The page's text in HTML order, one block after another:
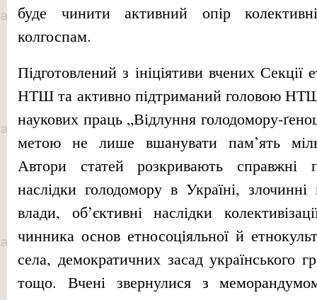
буде чинити активний опір
колгоспам.
Підготовлений з ініціятиви вчених Секції
НТШ та активно підтриманий головою
наукових праць „Відлуння голодомору-
метою не лише вшанувати пам’ять
Автори статей розкривають справжні
наслідки голодомору в Україні,
влади, об’єктивні наслідки
чинника основ етносоціяльної й
села, демократичних засад українського
тощо. Вчені звернулися з